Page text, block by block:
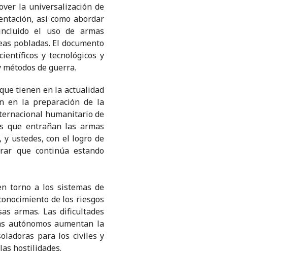
la universalización de
así como abordar
el uso de armas
pobladas. El documento
y tecnológicos y
de guerra.
tienen en la actualidad
en la preparación de la
humanitario de
que entrañan las armas
y ustedes, con el logro de
que continúa estando
torno a los sistemas de
de los riesgos
armas. Las dificultades
autónomos aumentan la
para los civiles y
hostilidades.